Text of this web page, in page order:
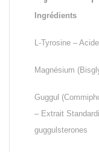
Ingrédients
L-Tyrosine –
Magnésium
Guggul
– Extrait
guggulsterones